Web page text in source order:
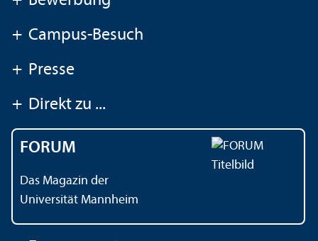
+ Campus-Besuch
+ Presse
+ Direkt zu ...
FORUM
Das Magazin der
Universität Mannheim